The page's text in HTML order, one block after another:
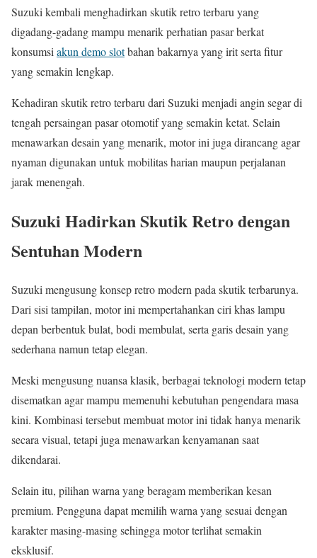
Suzuki kembali menghadirkan skutik retro terbaru yang
digadang-gadang mampu menarik perhatian pasar berkat
konsumsi akun demo slotbahan bakarnya yang irit serta fitur
yang semakin lengkap.
Kehadiran skutik retro terbaru dari Suzuki menjadi angin segar di
tengah persaingan pasar otomotif yang semakin ketat. Selain
menawarkan desain yang menarik, motor ini juga dirancang agar
nyaman digunakan untuk mobilitas harian maupun perjalanan
jarak menengah.
Suzuki Hadirkan Skutik Retro dengan
Sentuhan Modern
Suzuki mengusung konsep retro modern pada skutik terbarunya.
Dari sisi tampilan, motor ini mempertahankan ciri khas lampu
depan berbentuk bulat, bodi membulat, serta garis desain yang
sederhana namun tetap elegan.
Meski mengusung nuansa klasik, berbagai teknologi modern tetap
disematkan agar mampu memenuhi kebutuhan pengendara masa
kini. Kombinasi tersebut membuat motor ini tidak hanya menarik
secara visual, tetapi juga menawarkan kenyamanan saat
dikendarai.
Selain itu, pilihan warna yang beragam memberikan kesan
premium. Pengguna dapat memilih warna yang sesuai dengan
karakter masing-masing sehingga motor terlihat semakin
eksklusif.